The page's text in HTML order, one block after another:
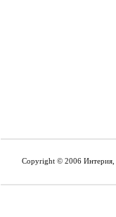
Copyright © 2006 Интерия,